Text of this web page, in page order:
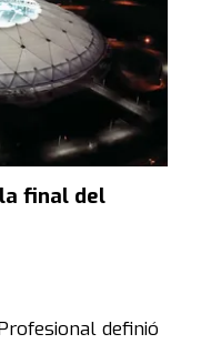
final del
definió